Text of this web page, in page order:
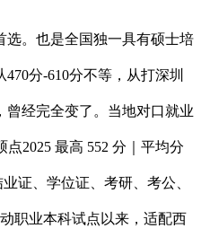
。也是全国独一具有硕士培
分-610分不等，从打深圳
经完全变了。当地对口就业
2025 最高 552 分｜平均分
证、学位证、考研、考公、
职业本科试点以来，适配西